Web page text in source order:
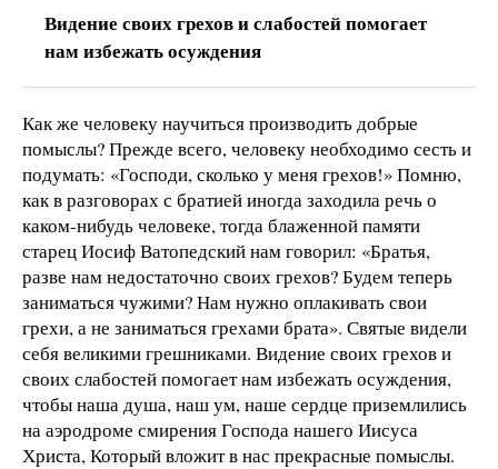
Видение своих грехов и слабостей помогает
нам избежать осуждения
Как же человеку научиться производить добрые
помыслы? Прежде всего, человеку необходимо сесть и
подумать: «Господи, сколько у меня грехов!» Помню,
как в разговорах с братией иногда заходила речь о
каком-нибудь человеке, тогда блаженной памяти
старец Иосиф Ватопедский нам говорил: «Братья,
разве нам недостаточно своих грехов? Будем теперь
заниматься чужими? Нам нужно оплакивать свои
грехи, а не заниматься грехами брата». Святые видели
себя великими грешниками. Видение своих грехов и
своих слабостей помогает нам избежать осуждения,
чтобы наша душа, наш ум, наше сердце приземлились
на аэродроме смирения Господа нашего Иисуса
Христа, Который вложит в нас прекрасные помыслы.